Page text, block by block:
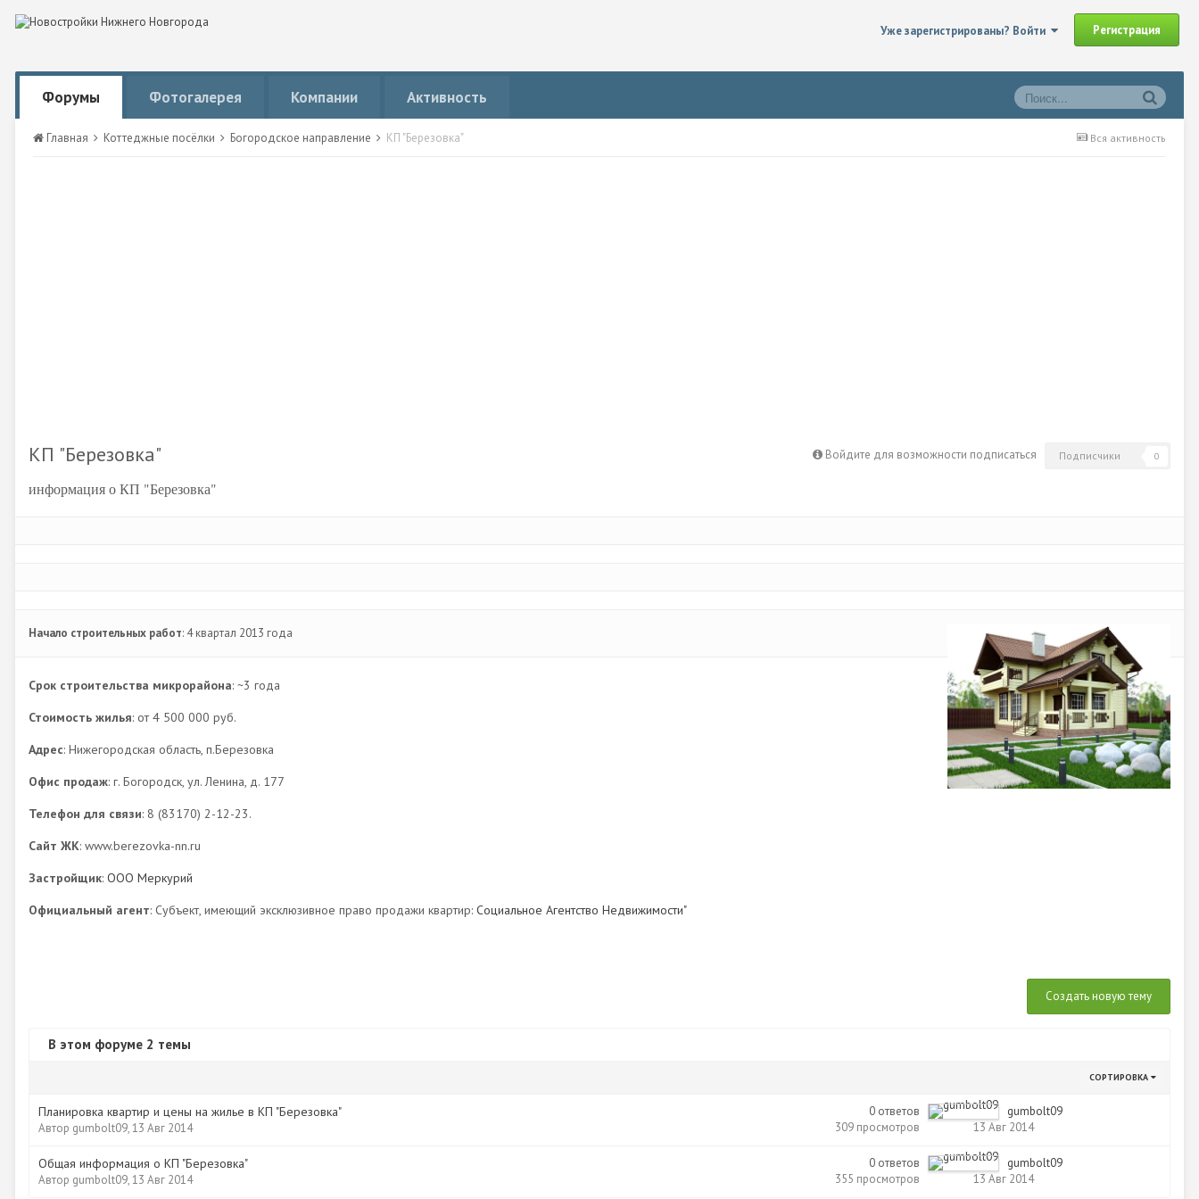
Уже зарегистрированы? Войти Регистрация
Форумы Фотогалерея Компании Активность
Вся активность
Главная Коттеджные посёлки Богородское направление КП "Березовка"
КП "Березовка" Войдите для возможности подписаться Подписчики 0
информация о КП "Березовка"
Начало строительных работ: 4 квартал 2013 года
Срок строительства микрорайона: ~3 года
Стоимость жилья: от 4 500 000 руб.
Адрес: Нижегородская область, п.Березовка
Офис продаж: г. Богородск, ул. Ленина, д. 177
Телефон для связи: 8 (83170) 2-12-23.
Сайт ЖК: www.berezovka-nn.ru
Застройщик: ООО Меркурий
Официальный агент: Субъект, имеющий эксклюзивное право продажи квартир: Социальное Агентство Недвижимости"
Создать новую тему
В этом форуме 2 темы
СОРТИРОВКА
Планировка квартир и цены на жилье в КП "Березовка"
Автор gumbolt09,13 Авг 2014
0 ответов
309 просмотров
gumbolt09
13 Авг 2014
Общая информация о КП "Березовка"
Автор gumbolt09,13 Авг 2014
0 ответов
355 просмотров
gumbolt09
13 Авг 2014